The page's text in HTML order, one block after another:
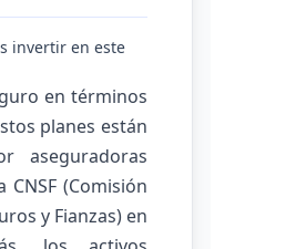
invertir en este
en términos
planes están
aseguradoras
(Comisión
y Fianzas) en